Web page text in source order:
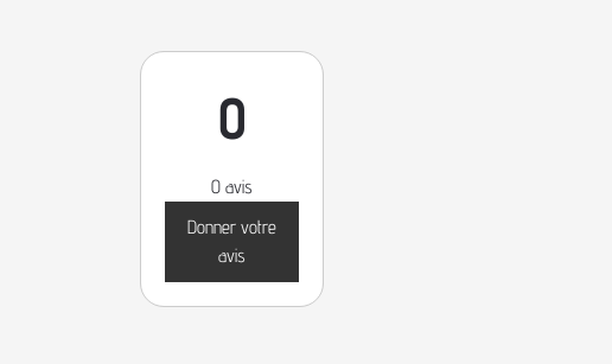
0
0 avis
Donner votre
avis